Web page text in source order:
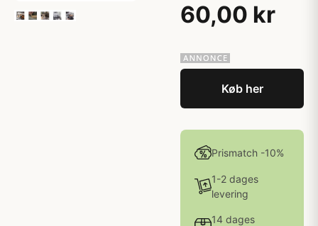
60,00 kr
Køb her
Prismatch -10%
1-2 dages
levering
14 dages